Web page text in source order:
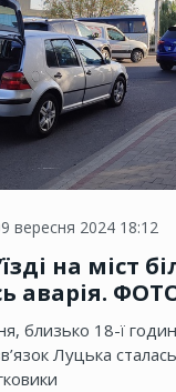
вересня 2024 18:12
на міст
аварія.
близько 18-ї
Луцька